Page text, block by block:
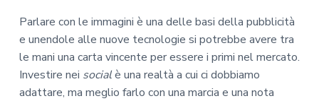
Parlare con le immagini è una delle basi della pubblicità
e unendole alle nuove tecnologie si potrebbe avere tra
le mani una carta vincente per essere i primi nel mercato.
Investire nei socialè una realtà a cui ci dobbiamo
adattare, ma meglio farlo con una marcia e una nota